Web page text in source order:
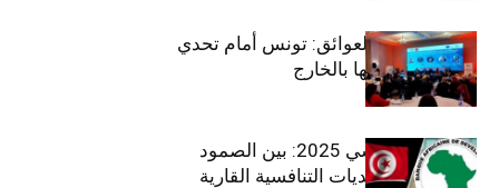
بين الطموح والعوائق: تونس أمام تحدي
استعادة كفاءاتها بالخارج
الاقتصاد التونسي 2025: بين الصمود
الاجتماعي وتحديات التنافسية القارية